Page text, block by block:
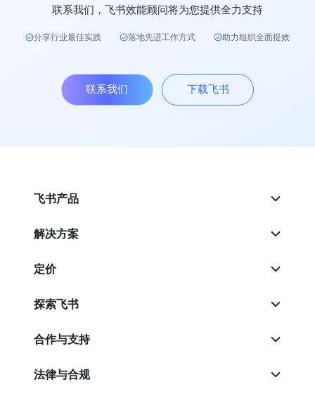
联系我们，飞书效能顾问将为您提供全力支持
分享行业最佳实践 落地先进工作方式 助力组织全面提效
联系我们 下载飞书
飞书产品
解决方案
定价
探索飞书
合作与支持
法律与合规